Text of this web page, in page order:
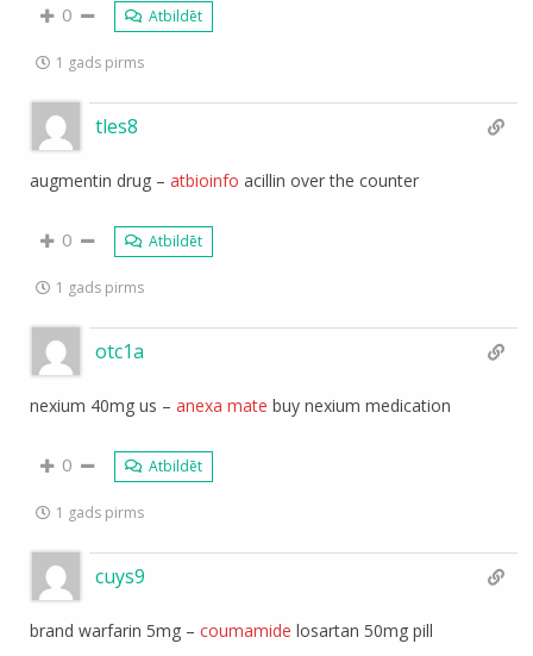
0 Atbildēt
1 gads pirms
tles8
augmentin drug –atbioinfo acillin over the counter
0 Atbildēt
1 gads pirms
otc1a
nexium 40mg us –anexa mate buy nexium medication
0 Atbildēt
1 gads pirms
cuys9
brand warfarin 5mg –coumamide losartan 50mg pill